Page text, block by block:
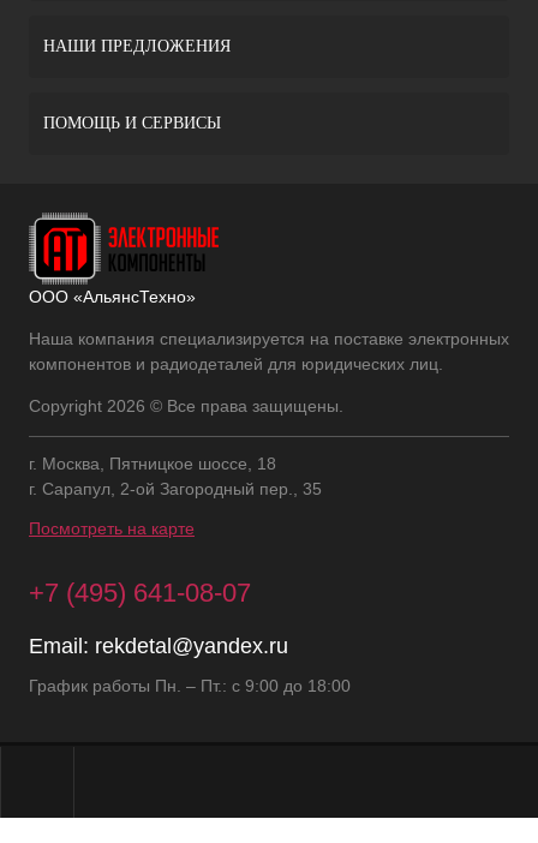
НАШИ ПРЕДЛОЖЕНИЯ
ПОМОЩЬ И СЕРВИСЫ
ООО «АльянсТехно»
Наша компания специализируется на поставке электронных
компонентов и радиодеталей для юридических лиц.
Copyright 2026 © Все права защищены.
г. Москва, Пятницкое шоссе, 18
г. Сарапул, 2-ой Загородный пер., 35
Посмотреть на карте
+7 (495) 641-08-07
Email: rekdetal@yandex.ru
График работы Пн. – Пт.: с 9:00 до 18:00